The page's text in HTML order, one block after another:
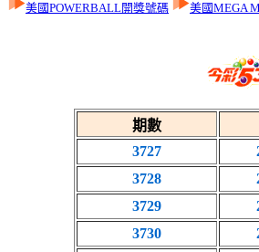
美國POWERBALL開獎號碼 美國MEGA
期數
3727
3728
3729
3730